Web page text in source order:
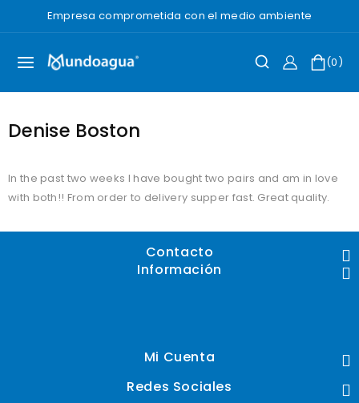
Empresa comprometida con el medio ambiente
0
Denise Boston
In the past two weeks I have bought two pairs and am in love
with both!! From order to delivery supper fast. Great quality.
Contacto
Información
Mi Cuenta
Redes Sociales